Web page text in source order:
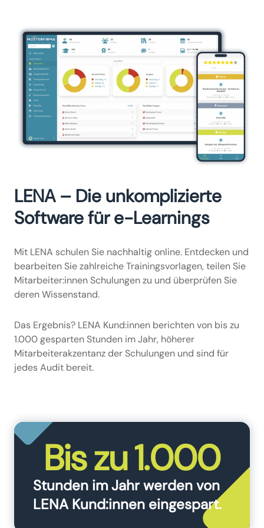
LENA – Die unkomplizierte
Software für e-Learnings
Mit LENA schulen Sie nachhaltig online. Entdecken und
bearbeiten Sie zahlreiche Trainingsvorlagen, teilen Sie
Mitarbeiter:innen Schulungen zu und überprüfen Sie
deren Wissenstand.
Das Ergebnis? LENA Kund:innen berichten von bis zu
1.000 gesparten Stunden im Jahr, höherer
Mitarbeiterakzentanz der Schulungen und sind für
jedes Audit bereit.
Bis zu 1.000
Stunden im Jahr werden von
LENA Kund:innen eingespart.